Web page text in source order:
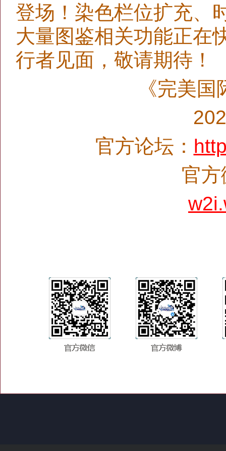
登场！染色栏位扩充、
大量图鉴相关功能正在
行者见面，敬请期待！
《完美
官方论坛：
官